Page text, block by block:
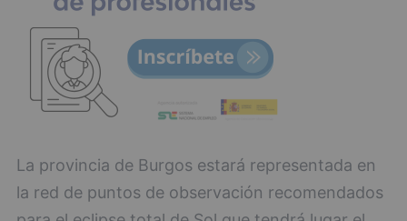
La provincia de Burgos estará representada en
la red de puntos de observación recomendados